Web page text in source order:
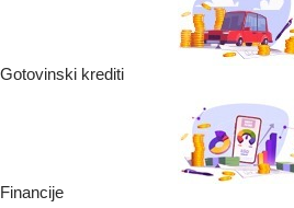
Gotovinski krediti
Financije